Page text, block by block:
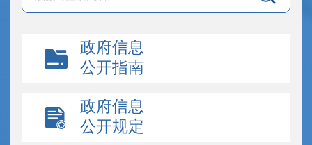
政府信息
公开指南
政府信息
公开规定